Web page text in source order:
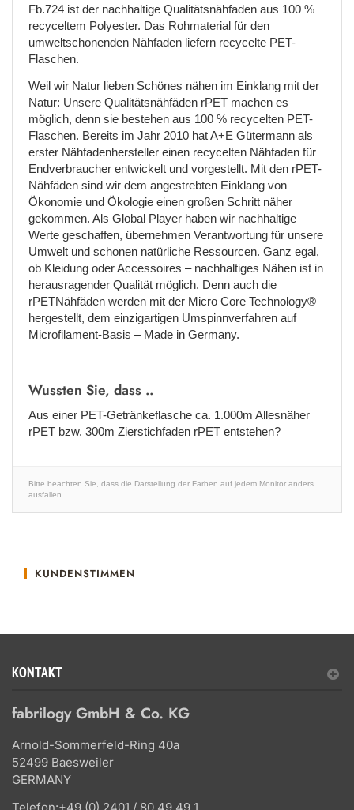
Fb.724 ist der nachhaltige Qualitätsnähfaden aus 100 %
recyceltem Polyester. Das Rohmaterial für den
umweltschonenden Nähfaden liefern recycelte PET-
Flaschen.
Weil wir Natur lieben Schönes nähen im Einklang mit der
Natur: Unsere Qualitätsnähfäden rPET machen es
möglich, denn sie bestehen aus 100 % recycelten PET-
Flaschen. Bereits im Jahr 2010 hat A+E Gütermann als
erster Nähfadenhersteller einen recycelten Nähfaden für
Endverbraucher entwickelt und vorgestellt. Mit den rPET-
Nähfäden sind wir dem angestrebten Einklang von
Ökonomie und Ökologie einen großen Schritt näher
gekommen. Als Global Player haben wir nachhaltige
Werte geschaffen, übernehmen Verantwortung für unsere
Umwelt und schonen natürliche Ressourcen. Ganz egal,
ob Kleidung oder Accessoires – nachhaltiges Nähen ist in
herausragender Qualität möglich. Denn auch die
rPETNähfäden werden mit der Micro Core Technology®
hergestellt, dem einzigartigen Umspinnverfahren auf
Microfilament-Basis – Made in Germany.
Wussten Sie, dass ..
Aus einer PET-Getränkeflasche ca. 1.000m Allesnäher
rPET bzw. 300m Zierstichfaden rPET entstehen?
Bitte beachten Sie, dass die Darstellung der Farben auf jedem Monitor anders
ausfallen.
KUNDENSTIMMEN
KONTAKT
fabrilogy GmbH & Co. KG
Arnold-Sommerfeld-Ring 40a
52499 Baesweiler
GERMANY